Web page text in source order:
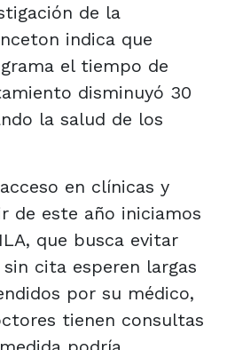
de la
indica que
el tiempo de
disminuyó 30
la salud de los
en clínicas y
de este año iniciamos
que busca evitar
cita esperen largas
por su médico,
tienen consultas